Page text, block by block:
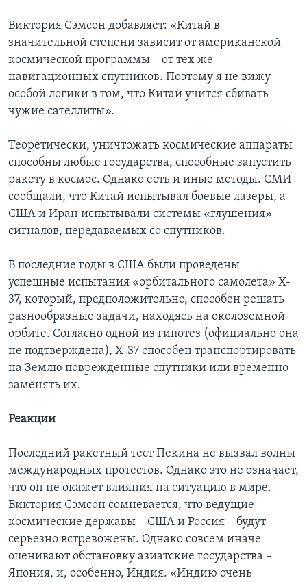
Виктория Сэмсон добавляет: «Китай в
значительной степени зависит от американской
космической программы – от тех же
навигационных спутников. Поэтому я не вижу
особой логики в том, что Китай учится сбивать
чужие сателлиты».
Теоретически, уничтожать космические аппараты
способны любые государства, способные запустить
ракету в космос. Однако есть и иные методы. СМИ
сообщали, что Китай испытывал боевые лазеры, а
США и Иран испытывали системы «глушения»
сигналов, передаваемых со спутников.
В последние годы в США были проведены
успешные испытания «орбитального самолета» X-
37, который, предположительно, способен решать
разнообразные задачи, находясь на околоземной
орбите. Согласно одной из гипотез (официально она
не подтверждена), X-37 способен транспортировать
на Землю поврежденные спутники или временно
заменять их.
Реакции
Последний ракетный тест Пекина не вызвал волны
международных протестов. Однако это не означает,
что он не окажет влияния на ситуацию в мире.
Виктория Сэмсон сомневается, что ведущие
космические державы – США и Россия – будут
серьезно встревожены. Однако совсем иначе
оценивают обстановку азиатские государства –
Япония, и, особенно, Индия. «Индию очень